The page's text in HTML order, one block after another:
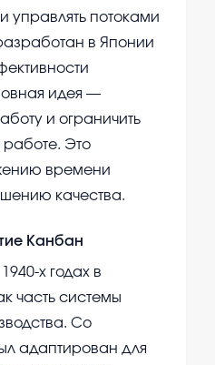
управлять потоками
в Японии
идея —
и ограничить
работе. Это
времени
качества.
Канбан
х годах в
часть системы
Со
адаптирован для